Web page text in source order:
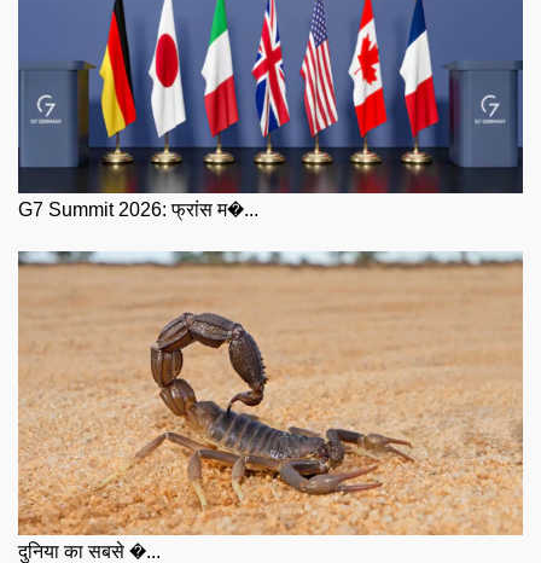
G7 Summit 2026: फ्रांस म�...
दुनिया का सबसे �...